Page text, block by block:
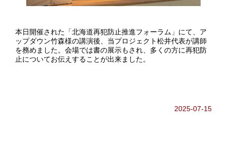
本日開催された「北海道再犯防止推進フォーラム」にて、ア
ップダウン竹森様の講演後、当プロジェクト松井代表が講師
を務めました。会場では書の展示もされ、多くの方に再犯防
止についてお伝えすることが出来ました。
2025-07-15